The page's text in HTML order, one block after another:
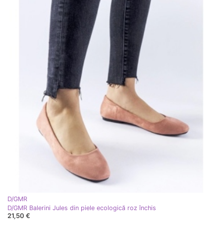
D/GMR
D/GMR Balerini Jules din piele ecologică roz închis
21,50 €